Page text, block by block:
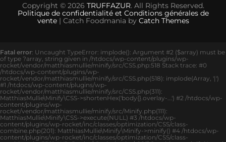
Copyright © 2026 TRUFFAZUR. All Rights Reserved.
Politique de confidentialité et Conditions générales de
vente| Catch Foodmania by Catch Themes
Fatal error: Uncaught TypeError: implode(): Argument #2 ($array) must be
of type ?array, string given in /htdocs/wp-content/plugins/wp-
rocket/vendor/matthiasmullie/minify/src/CSS.php:518 Stack trace: #0
/htdocs/wp-content/plugins/wp-
rocket/vendor/matthiasmullie/minify/src/CSS.php(518): implode(Array, '|')
#1 /htdocs/wp-content/plugins/wp-
rocket/vendor/matthiasmullie/minify/src/CSS.php(311):
MatthiasMullie\Minify\CSS->shortenHex('body{}.overlay-...') #2 /htdocs/wp-
content/plugins/wp-
rocket/vendor/matthiasmullie/minify/src/Minify.php(111):
MatthiasMullie\Minify\CSS->execute(NULL) #3 /htdocs/wp-
content/plugins/wp-rocket/inc/classes/optimization/CSS/class-
combine.php(201): MatthiasMullie\Minify\Minify->minify() #4 /htdocs/wp-
content/plugins/wp-rocket/inc/classes/optimization/CSS/class-